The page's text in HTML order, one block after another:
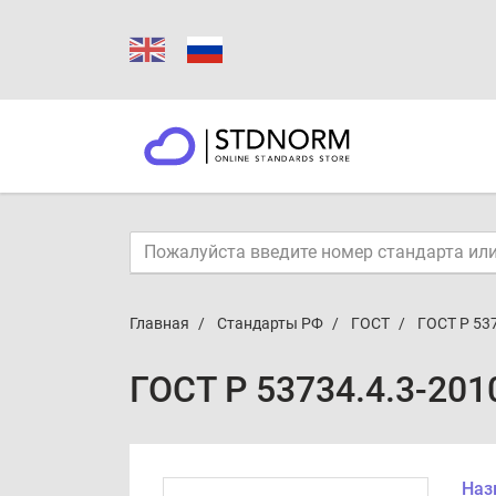
Главная Стандарты РФ ГОСТ ГОСТ Р
ГОСТ Р 53734.4.3-